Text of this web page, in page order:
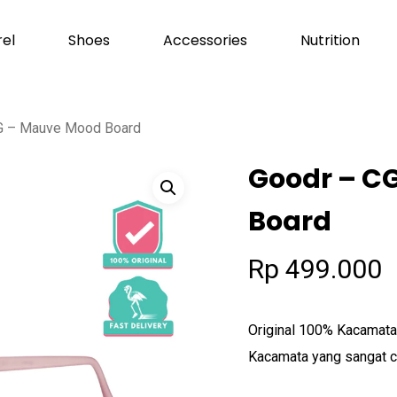
Shoes Accessories Nutrition
Cart
– Mauve Mood Board
Goodr –
Board
Rp 499.000
Original 100%
Kacamata yang sangat